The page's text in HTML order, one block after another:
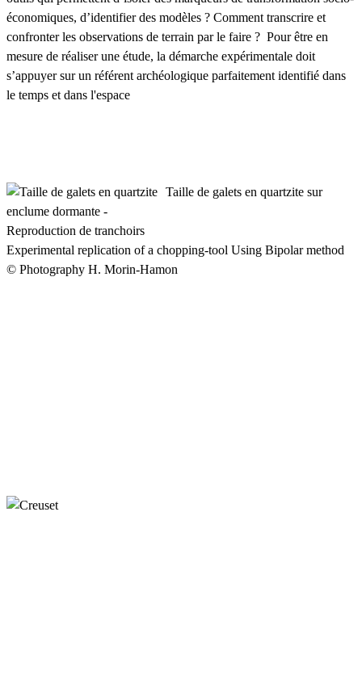
économiques, d’identifier des modèles ? Comment transcrire et
confronter les observations de terrain par le faire ? Pour être en
mesure de réaliser une étude, la démarche expérimentale doit
s’appuyer sur un référent archéologique parfaitement identifié dans
le temps et dans l'espace
Taille de galets en quartzite sur
enclume dormante -
Reproduction de tranchoirs
Experimental replication of a chopping-tool Using Bipolar method
© Photography H. Morin-Hamon